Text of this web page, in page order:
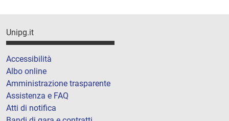
Unipg.it
Accessibilità
Albo online
Amministrazione trasparente
Assistenza e FAQ
Atti di notifica